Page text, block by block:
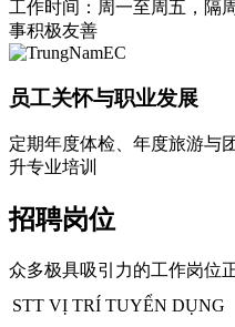
工作时间：周一至周五，隔
事积极友善
员工关怀与职业发展
定期年度体检、年度旅游与
升专业培训
招聘岗位
众多极具吸引力的工作岗位
STT VỊ TRÍ TUYỂN DỤNG